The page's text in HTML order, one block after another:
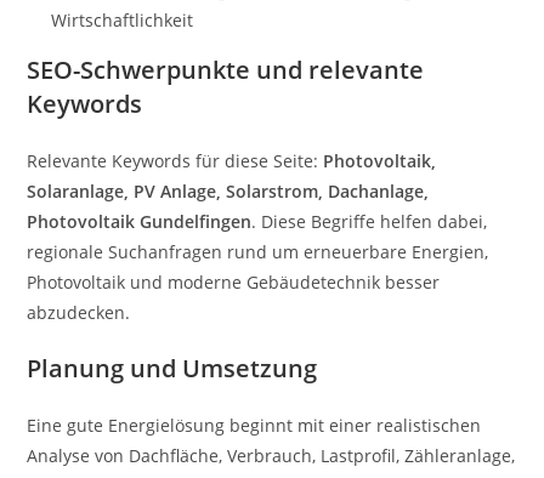
Wirtschaftlichkeit
SEO-Schwerpunkte und relevante
Keywords
Relevante Keywords für diese Seite: Photovoltaik,
Solaranlage, PV Anlage, Solarstrom, Dachanlage,
Photovoltaik Gundelfingen. Diese Begriffe helfen dabei,
regionale Suchanfragen rund um erneuerbare Energien,
Photovoltaik und moderne Gebäudetechnik besser
abzudecken.
Planung und Umsetzung
Eine gute Energielösung beginnt mit einer realistischen
Analyse von Dachfläche, Verbrauch, Lastprofil, Zähleranlage,